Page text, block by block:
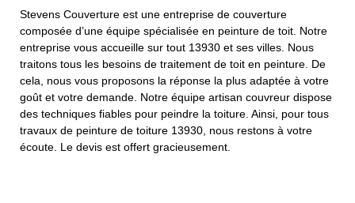
Stevens Couverture est une entreprise de couverture
composée d’une équipe spécialisée en peinture de toit. Notre
entreprise vous accueille sur tout 13930 et ses villes. Nous
traitons tous les besoins de traitement de toit en peinture. De
cela, nous vous proposons la réponse la plus adaptée à votre
goût et votre demande. Notre équipe artisan couvreur dispose
des techniques fiables pour peindre la toiture. Ainsi, pour tous
travaux de peinture de toiture 13930, nous restons à votre
écoute. Le devis est offert gracieusement.